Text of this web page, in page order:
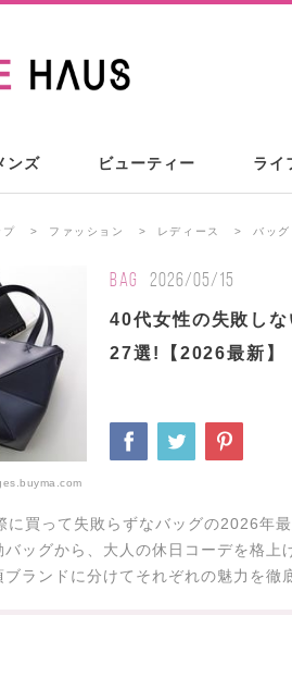
ンズ ビューティー ライ
プ ファッション レディース バッ
BAG 2026/05/15
40代女性の失敗し
27選!【2026最新】
に買って失敗らずなバッグの2026年
バッグから、大人の休日コーデを格
ランドに分けてそれぞれの魅力を徹